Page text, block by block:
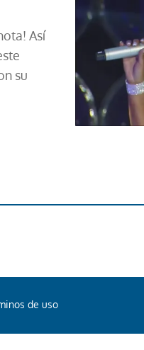
Así
su
de uso